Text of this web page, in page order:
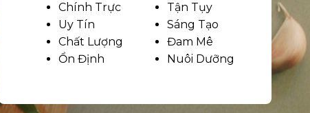
Chính Trực
Uy Tín
Chất Lượng
Ổn Định
Tận Tụy
Sáng Tạo
Đam Mê
Nuôi Dưỡng